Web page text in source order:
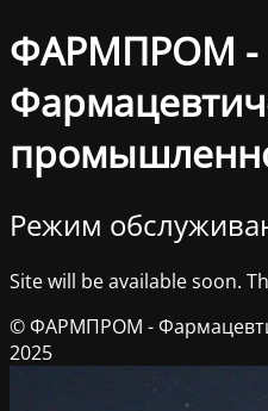
ФАРМПРОМ -
Режим
Site will be available soon.
© ФАРМПРОМ -
2025